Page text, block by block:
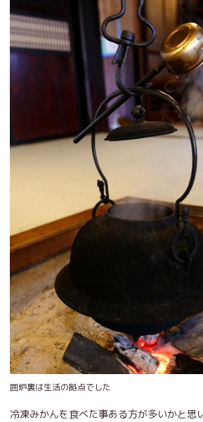
囲炉裏は生活の拠点でした
冷凍みかんを食べた事ある方が多いかと思